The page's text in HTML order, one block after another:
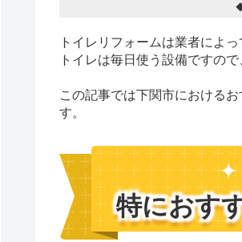
トイレリフォームは業者によ
トイレは毎日使う設備ですの
この記事では下関市における
す。
特におす